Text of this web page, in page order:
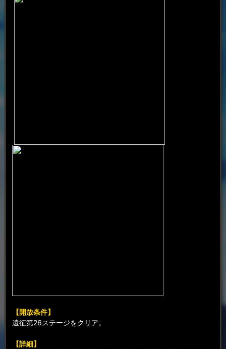
【開放条件】
遠征第26ステージをクリア。
【詳細】